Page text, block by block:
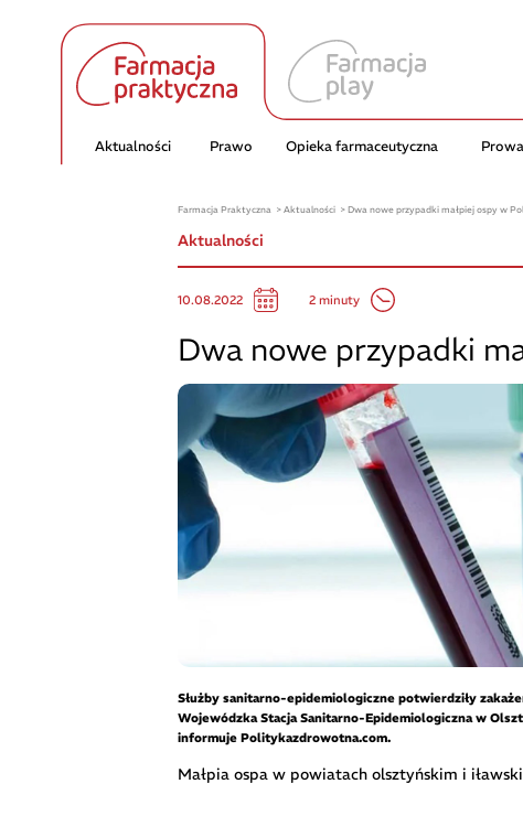
Aktualności Prawo Opieka farmaceutyczna
Farmacja Praktyczna Aktualności Dwa nowe przypadki małpiej ospy w
Aktualności
10.08.2022 2 minuty
Dwa nowe przypadki
Służby sanitarno-epidemiologiczne potwierdziły
Wojewódzka Stacja Sanitarno-Epidemiologiczna w
informuje Politykazdrowotna.com.
Małpia ospa w powiatach olsztyńskim i